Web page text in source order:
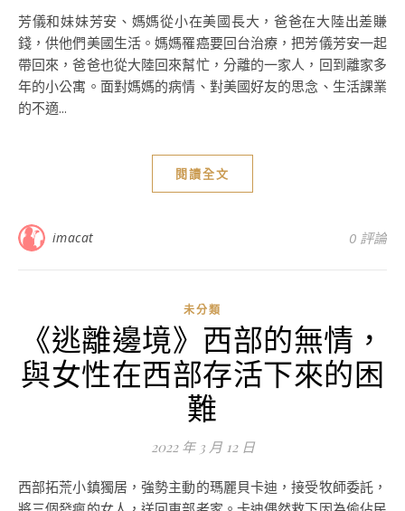
芳儀和妹妹芳安、媽媽從小在美國長大，爸爸在大陸出差賺
錢，供他們美國生活。媽媽罹癌要回台治療，把芳儀芳安一起
帶回來，爸爸也從大陸回來幫忙，分離的一家人，回到離家多
年的小公寓。面對媽媽的病情、對美國好友的思念、生活課業
的不適...
閱讀全文
imacat 0 評論
未分類
《逃離邊境》西部的無情，
與女性在西部存活下來的困
難
2022 年 3 月 12 日
西部拓荒小鎮獨居，強勢主動的瑪麗貝卡迪，接受牧師委託，